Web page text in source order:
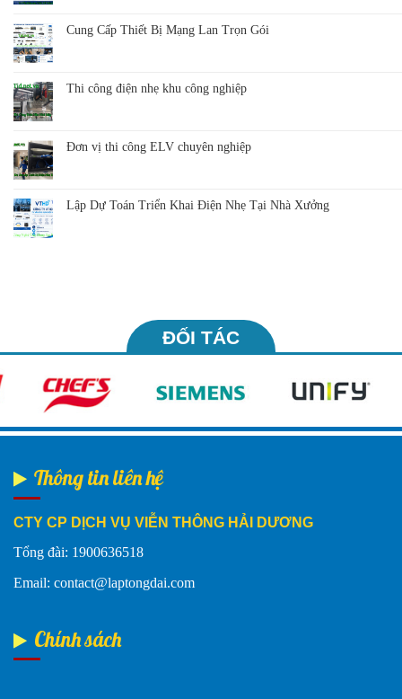
Cung Cấp Thiết Bị Mạng Lan Trọn Gói
Thi công điện nhẹ khu công nghiệp
Đơn vị thi công ELV chuyên nghiệp
Lập Dự Toán Triển Khai Điện Nhẹ Tại Nhà Xưởng
ĐỐI TÁC
Thông tin liên hệ
CTY CP DỊCH VỤ VIỄN THÔNG HẢI DƯƠNG
Tổng đài: 1900636518
Email: contact@laptongdai.com
Chính sách